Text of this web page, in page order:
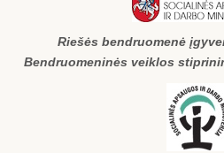
Riešės bendruomenė
Bendruomeninės veiklos